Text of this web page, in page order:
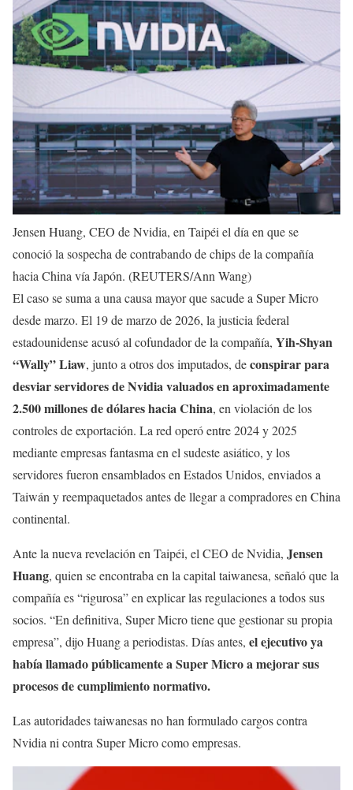
Jensen Huang, CEO de Nvidia, en Taipéi el día en que se
conoció la sospecha de contrabando de chips de la compañía
hacia China vía Japón. (REUTERS/Ann Wang)
El caso se suma a una causa mayor que sacude a Super Micro
desde marzo. El 19 de marzo de 2026, la justicia federal
estadounidense acusó al cofundador de la compañía, Yih-Shyan
“Wally” Liaw, junto a otros dos imputados, deconspirar para
desviar servidores de Nvidia valuados en aproximadamente
2.500 millones de dólares hacia China, en violación de los
controles de exportación. La red operó entre 2024 y 2025
mediante empresas fantasma en el sudeste asiático, y los
servidores fueron ensamblados en Estados Unidos, enviados a
Taiwán y reempaquetados antes de llegar a compradores en China
continental.
Ante la nueva revelación en Taipéi, el CEO de Nvidia, Jensen
Huang, quien se encontraba en la capital taiwanesa, señaló que la
compañía es “rigurosa” en explicar las regulaciones a todos sus
socios. “En definitiva, Super Micro tiene que gestionar su propia
empresa”, dijo Huang a periodistas. Días antes, el ejecutivo ya
había llamado públicamente a Super Micro a mejorar sus
procesos de cumplimiento normativo.
Las autoridades taiwanesas no han formulado cargos contra
Nvidia ni contra Super Micro como empresas.